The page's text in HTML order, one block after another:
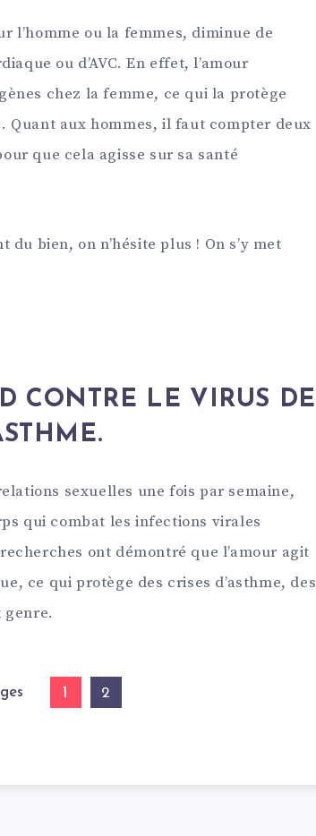
l’homme ou la femmes, diminue de
ou d’AVC. En effet, l’amour
chez la femme, ce qui la protège
Quant aux hommes, il faut compter deux
que cela agisse sur sa santé
bien, on n’hésite plus ! On s’y met
CONTRE LE VIRUS DE
sexuelles une fois par semaine,
qui combat les infections virales
ont démontré que l’amour agit
ce qui protège des crises d’asthme, des
1 2